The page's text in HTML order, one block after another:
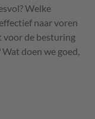
Welke
naar voren
voor de besturing
doen we goed,